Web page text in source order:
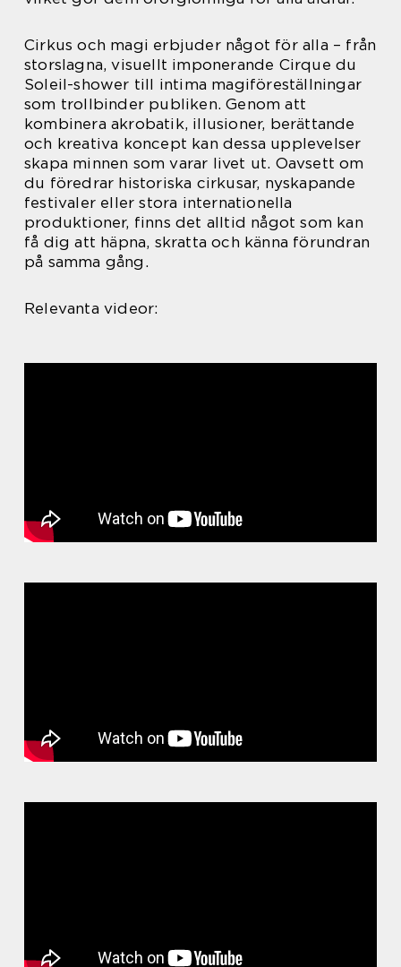
Cirkus och magi erbjuder något för alla – från
storslagna, visuellt imponerande Cirque du
Soleil-shower till intima magiföreställningar
som trollbinder publiken. Genom att
kombinera akrobatik, illusioner, berättande
och kreativa koncept kan dessa upplevelser
skapa minnen som varar livet ut. Oavsett om
du föredrar historiska cirkusar, nyskapande
festivaler eller stora internationella
produktioner, finns det alltid något som kan
få dig att häpna, skratta och känna förundran
på samma gång.
Relevanta videor: